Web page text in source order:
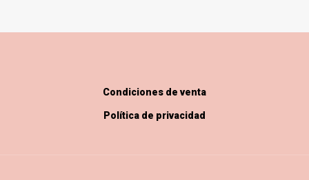
Condiciones de venta
Política de privacidad